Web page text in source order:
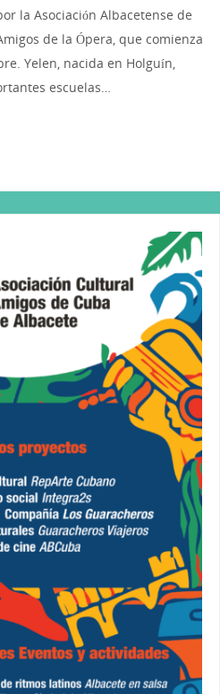
la Asociación Albacetense de
de la Ópera, que comienza
Yelen, nacida en Holguín,
escuelas…